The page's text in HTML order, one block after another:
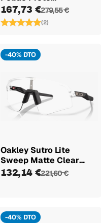
Fotocromórmico...
167,73 €279,55 €
(2)
-40% DTO
Oakley Sutro Lite
Sweep Matte Clear
Lente...
132,14 €221,60 €
-40% DTO